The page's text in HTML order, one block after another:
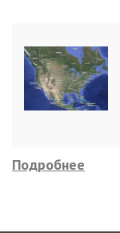
Подробнее